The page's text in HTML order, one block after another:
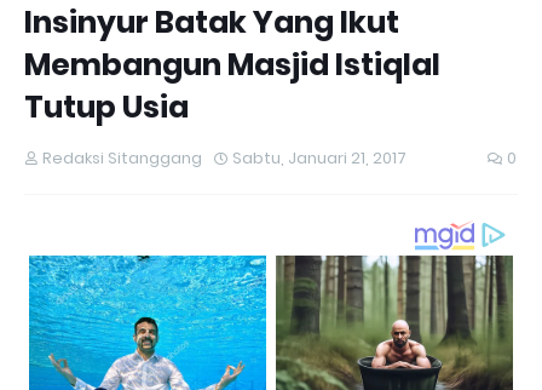
Insinyur Batak Yang Ikut
Membangun Masjid Istiqlal
Tutup Usia
Redaksi Sitanggang Sabtu, Januari 21, 2017 0